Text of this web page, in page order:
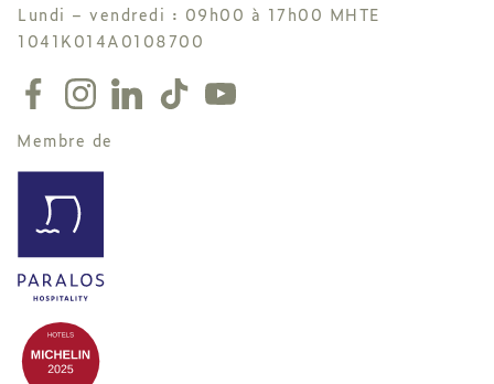
Lundi – vendredi : 09h00 à 17h00 MHTE
1041K014A0108700
Membre de